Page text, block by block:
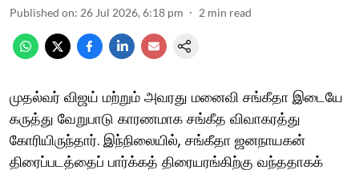
Published on: 26 Jul 2026, 6:18 pm 2 min read
முதல்வர் விஜய் மற்றும் அவரது மனைவி சங்கீதா இடையே
கருத்து வேறுபாடு காரணமாக சங்கீத விவாகரத்து
கோரியிருந்தார். இந்நிலையில், சங்கீதா ஜனநாயகன்
திரைப்படத்தைப் பார்க்கத் திரையரங்கிற்கு வந்ததாகக்